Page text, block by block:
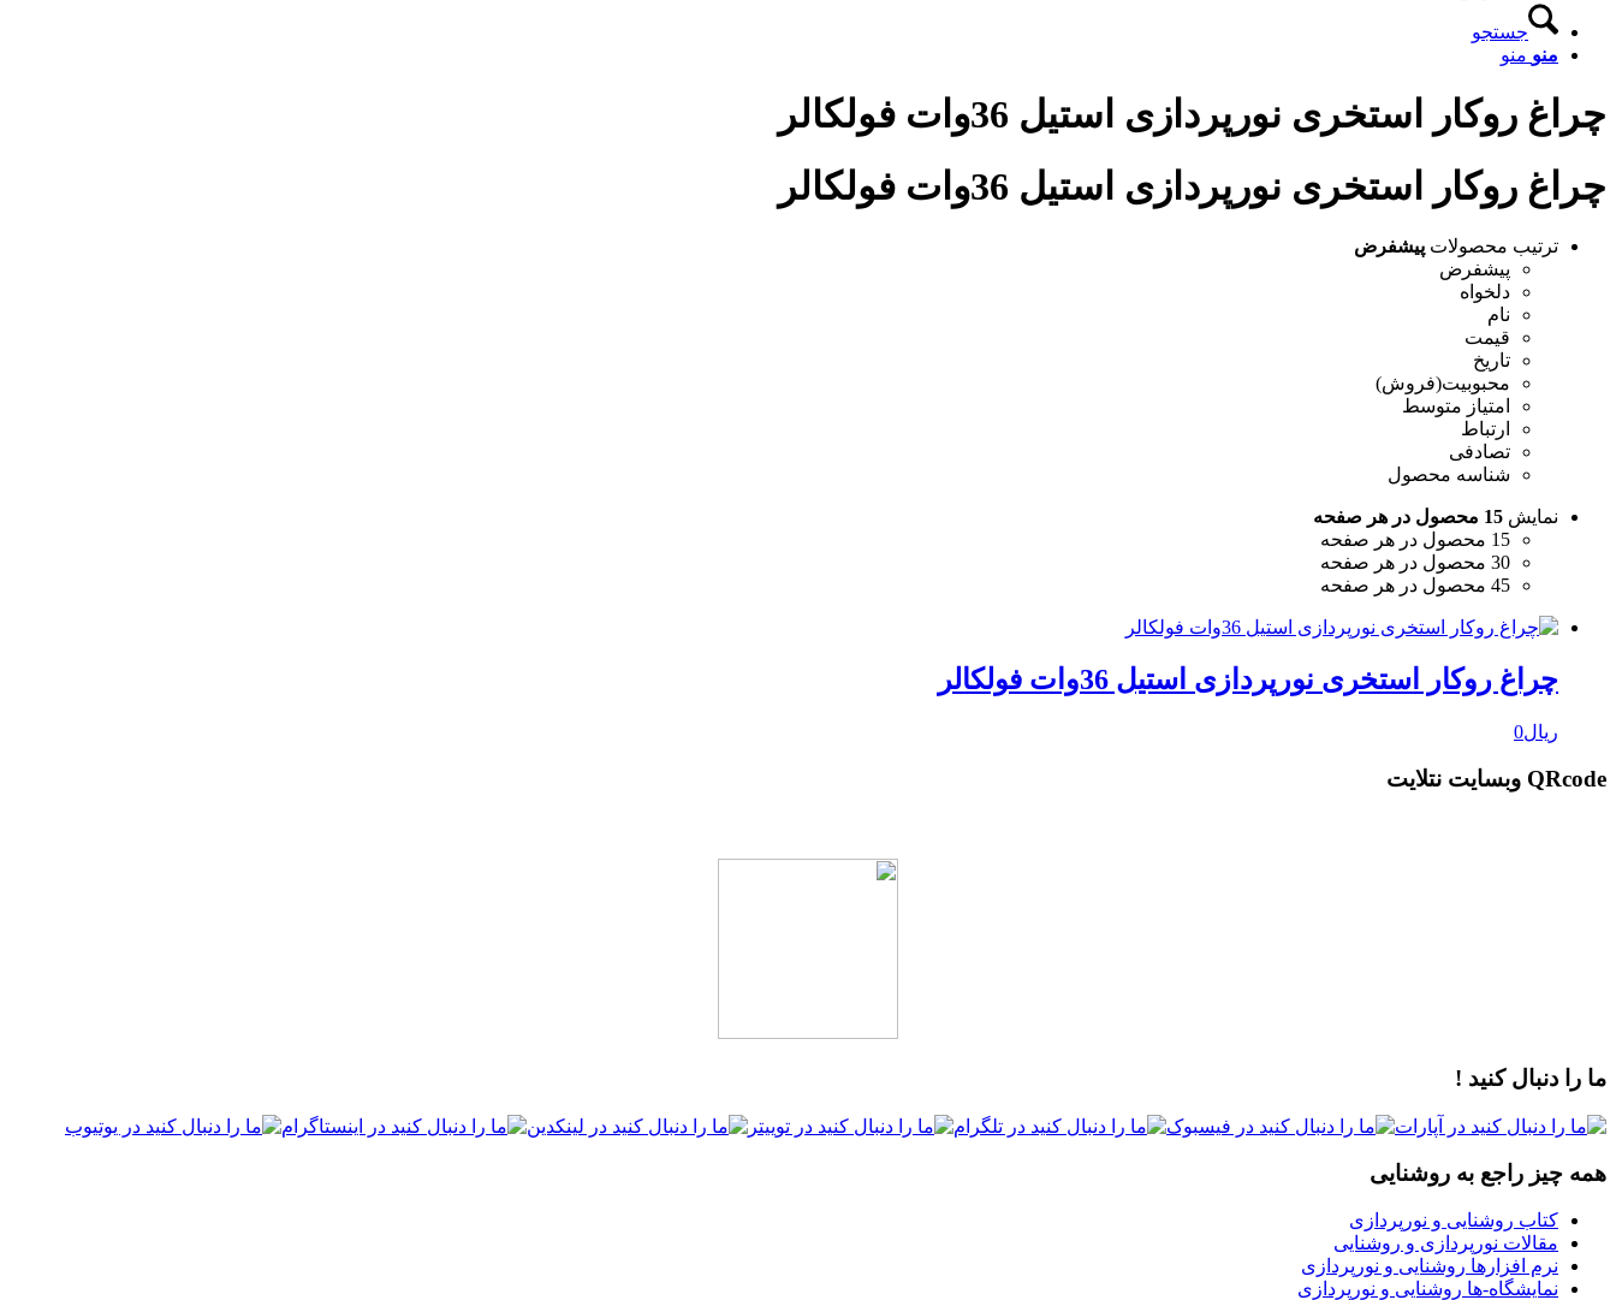
جستجو
منو منو
چراغ روکار استخری نورپردازی استیل 36وات فولکالر
چراغ روکار استخری نورپردازی استیل 36وات فولکالر
ترتیب محصولات پیشفرض
پیشفرض
دلخواه
نام
قیمت
تاریخ
محبوبیت(فروش)
امتیاز متوسط
ارتباط
تصادفی
شناسه محصول
نمایش 15 محصول در هر صفحه
15 محصول در هر صفحه
30 محصول در هر صفحه
45 محصول در هر صفحه
چراغ روکار استخری نورپردازی استیل 36وات فولکالر
ریال0
QRcode وبسایت نتلایت
ما را دنبال کنید !
همه چیز راجع به روشنایی
کتاب روشنایی و نورپردازی
مقالات نورپردازی و روشنایی
نرم افزارها روشنایی و نورپردازی
نمایشگاه-ها روشنایی و نورپردازی